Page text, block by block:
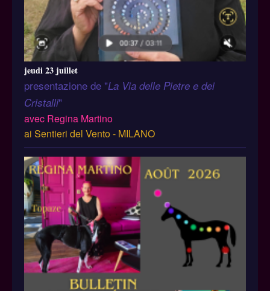
jeudi 23 juillet
presentazione de "La Via delle Pietre e dei
Cristalli"
avec Regina Martino
ai Sentieri del Vento - MILANO